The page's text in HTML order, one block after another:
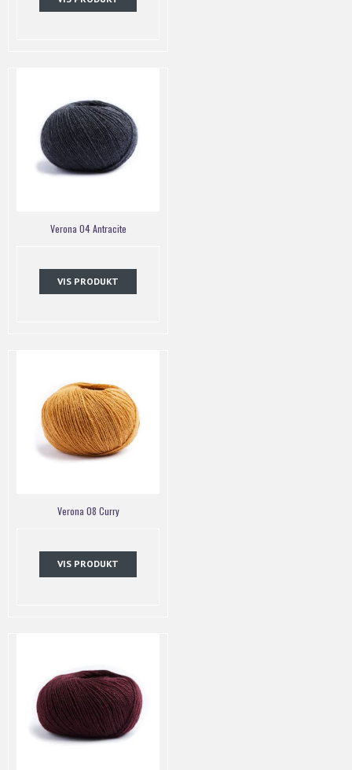
Verona 04 Antracite
VIS PRODUKT
Verona 08 Curry
VIS PRODUKT